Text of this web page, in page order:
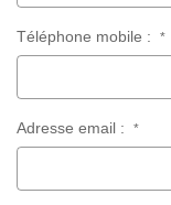
Téléphone mobile : *
Adresse email : *